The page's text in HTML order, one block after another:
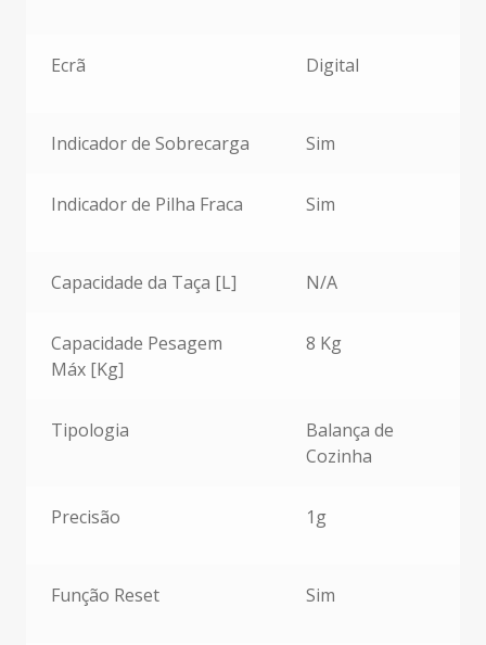
Ecrã Digital
Indicador de Sobrecarga Sim
Indicador de Pilha Fraca Sim
Capacidade da Taça [L] N/A
Capacidade Pesagem
Máx [Kg]
8 Kg
Tipologia
Balança de
Cozinha
Precisão 1g
Função Reset Sim